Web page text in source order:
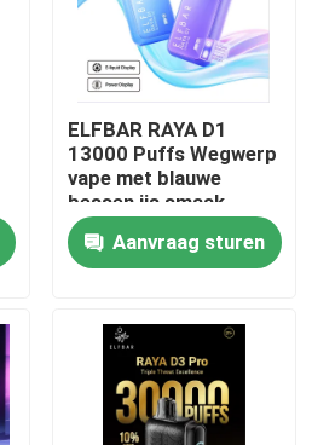
ELFBAR RAYA D1
13000 Puffs Wegwerp
vape met blauwe
bessen ijs smaak
Aanvraag sturen